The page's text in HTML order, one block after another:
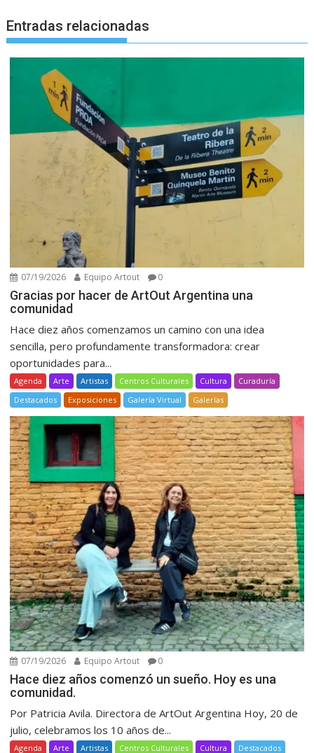
Entradas relacionadas
07/19/2026 Equipo Artout 0
Gracias por hacer de ArtOut Argentina una
comunidad
Hace diez años comenzamos un camino con una idea
sencilla, pero profundamente transformadora: crear
oportunidades para...
Agenda Arte Artistas Centros Culturales Cultura
Curaduría
Destacados
Exposiciones Galería Virtual Galerías
07/19/2026 Equipo Artout 0
Hace diez años comenzó un sueño. Hoy es una
comunidad.
Por Patricia Avila. Directora de ArtOut Argentina Hoy, 20 de
julio, celebramos los 10 años de...
Agenda Arte Artistas Centros Culturales Cultura Destacados